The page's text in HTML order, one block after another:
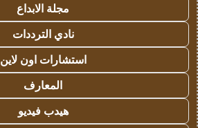
مجلة الابداع
نادي الترددات
استشارات اون لاين
المعارف
هيدب فيديو